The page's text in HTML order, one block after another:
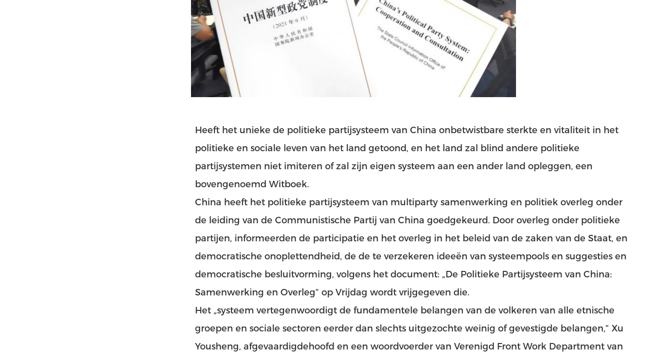
Heeft het unieke de politieke partijsysteem van China onbetwistbare sterkte en vitaliteit in het
politieke en sociale leven van het land getoond, en het land zal blind andere politieke
partijsystemen niet imiteren of zal zijn eigen systeem aan een ander land opleggen, een
bovengenoemd Witboek.
China heeft het politieke partijsysteem van multiparty samenwerking en politiek overleg onder
de leiding van de Communistische Partij van China goedgekeurd. Door overleg onder politieke
partijen, informeerden de participatie en het overleg in het beleid van de zaken van de Staat, en
democratische onoplettendheid, de de te verzekeren ideeën van systeempools en suggesties en
democratische besluitvorming, volgens het document: „De Politieke Partijsysteem van China:
Samenwerking en Overleg“ op Vrijdag wordt vrijgegeven die.
Het „systeem vertegenwoordigt de fundamentele belangen van de volkeren van alle etnische
groepen en sociale sectoren eerder dan slechts uitgezochte weinig of gevestigde belangen,“ Xu
Yousheng, afgevaardigdehoofd en een woordvoerder van Verenigd Front Work Department van